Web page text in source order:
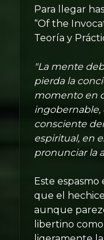
Para llegar
“Of the
Teoría y
"La mente
pierda la
momento en
ingobernable,
consciente
espiritual, en
pronunciar la
Este espasmo
que el
aunque
libertino